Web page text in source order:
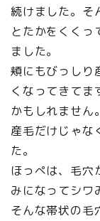
続けました。そ
とたかをくくっ
ました。
頬にもびっしり
くなってきてま
かもしれません。
産毛だけじゃな
た。
ほっぺは、毛穴
みになってシワ
そんな帯状の毛